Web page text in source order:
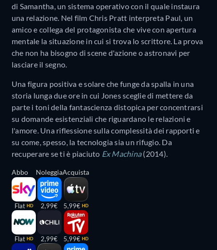
di Samantha, un sistema operativo con il quale instaura
una relazione. Nel film Chris Pratt interpreta Paul, un
amico e collega del protagonista che vive con apertura
mentale la situazione in cui si trova lo scrittore. La prova
che non ha bisogno di scene d'azione o astronavi per
lasciare il segno.
Una figura positiva e solare che funge da spalla in una
storia lunga due ore in cui Jones sceglie di mettere da
parte i toni della fantascienza distopica per concentrarsi
su domande esistenziali che riguardano le relazioni e
l'amore. Una riflessione sulla complessità dei rapporti e
su come, spesso, la tecnologia sia un rifugio. Da
recuperare se ti è piaciuto Ex Machina (2014).
Abbo
Flat HD
Flat HD
Noleggia
2,99€
2,99€
Acquista
5,99€ HD
5,99€ HD